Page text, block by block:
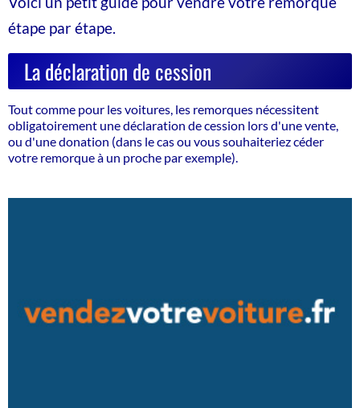
étape par étape.
La déclaration de cession
Tout comme pour les voitures, les remorques nécessitent
obligatoirement une déclaration de cession lors d'une vente,
ou d'une donation (dans le cas ou vous souhaiteriez céder
votre remorque à un proche par exemple).